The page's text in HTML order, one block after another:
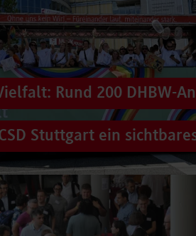
Rund 200 DHBW-
Stuttgart ein
säumten am Samstag die
Mitten im farbenfrohen Zug: ein